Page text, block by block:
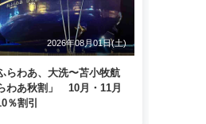
2026年08月01日(土)
らわあ、大洗〜苫小牧航
わあ秋割」 10月・11月
％割引